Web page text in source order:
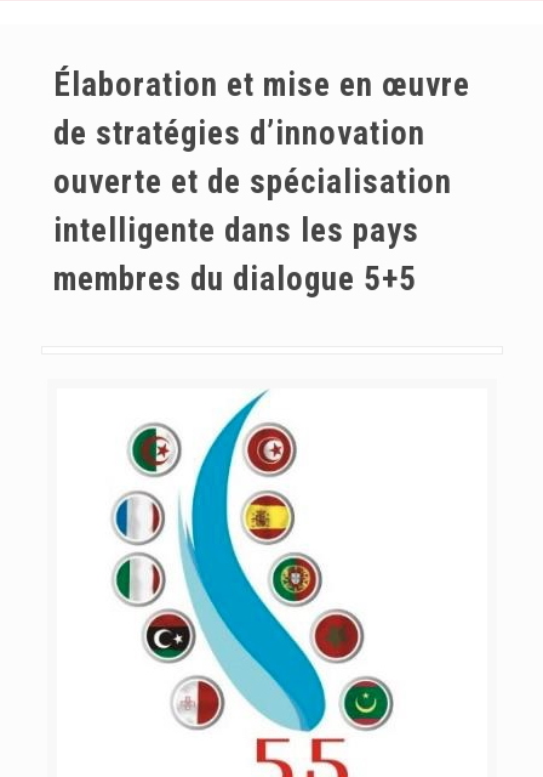
Élaboration et mise en œuvre
de stratégies d’innovation
ouverte et de spécialisation
intelligente dans les pays
membres du dialogue 5+5